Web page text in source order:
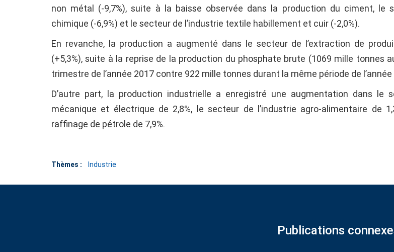
non métal (-9,7%), suite à la baisse observée dans la production du ciment, le
chimique (-6,9%) et le secteur de l’industrie textile habillement et cuir (-2,0%).
En revanche, la production a augmenté dans le secteur de l’extraction de
(+5,3%), suite à la reprise de la production du phosphate brute (1069 mille tonnes
trimestre de l’année 2017 contre 922 mille tonnes durant la même période de
D’autre part, la production industrielle a enregistré une augmentation dans le
mécanique et électrique de 2,8%, le secteur de l’industrie agro-alimentaire de
raffinage de pétrole de 7,9%.
Thèmes : Industrie
Publications